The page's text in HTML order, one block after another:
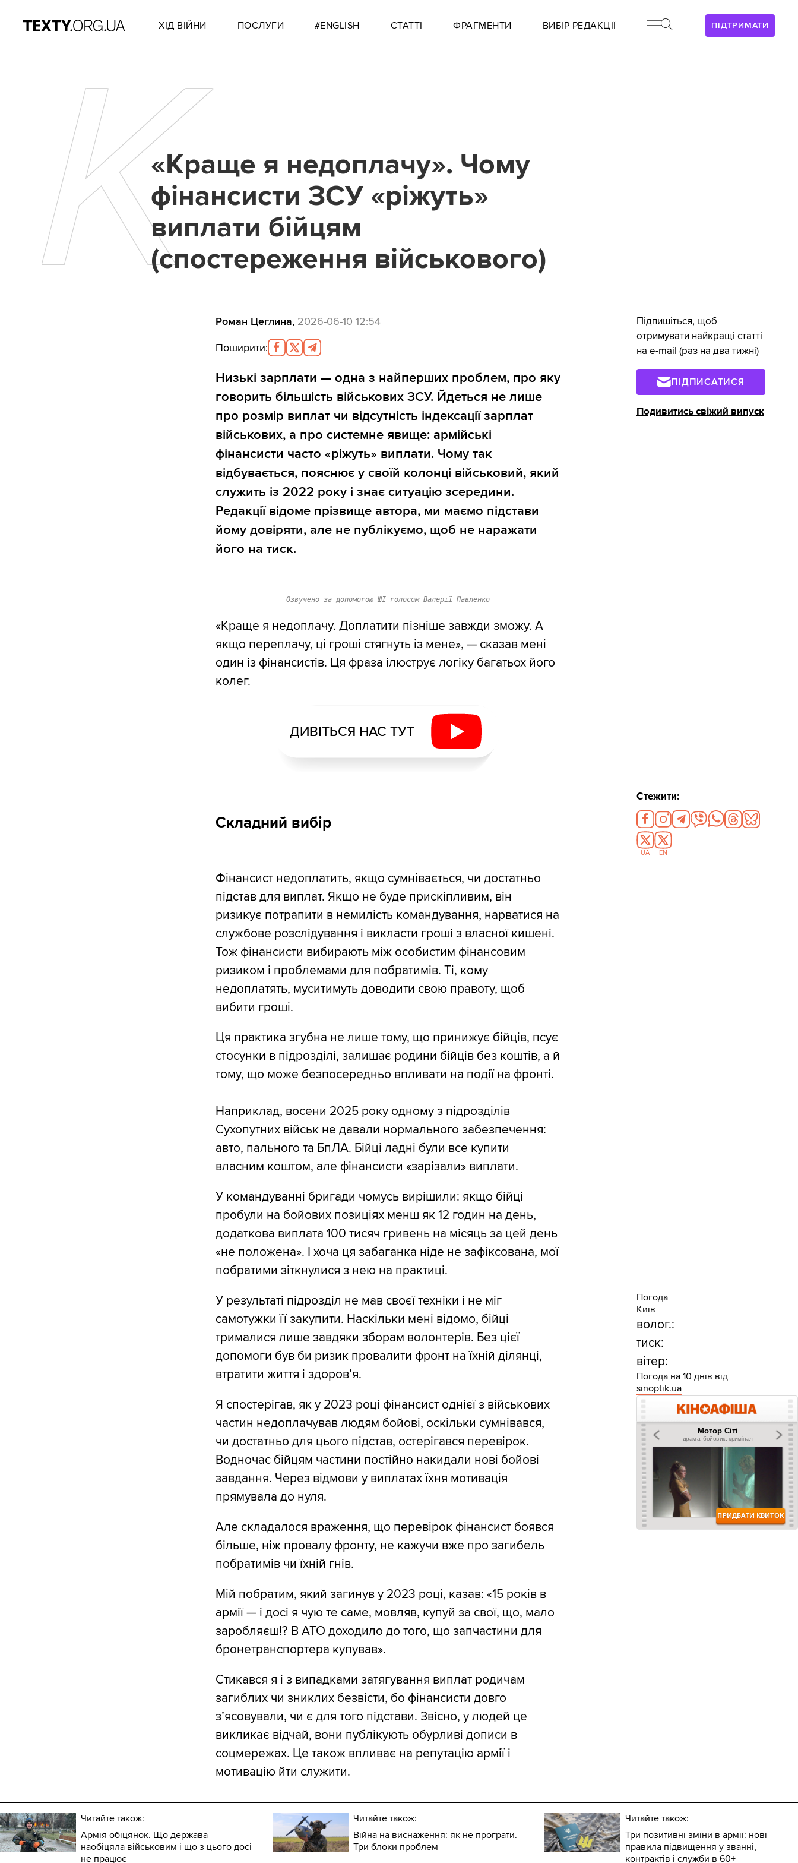
ПІДТРИМАТИ
ХІД ВІЙНИ ПОСЛУГИ #ENGLISH СТАТТІ ФРАГМЕНТИ ВИБІР РЕДАКЦІЇ
К«Краще я недоплачу». Чому
фінансисти ЗСУ «ріжуть»
виплати бійцям
(спостереження військового)
Роман Цеглина, 2026-06-10 12:54
Поширити:
Низькі зарплати — одна з найперших проблем, про яку
говорить більшість військових ЗСУ. Йдеться не лише
про розмір виплат чи відсутність індексації зарплат
військових, а про системне явище: армійські
фінансисти часто «ріжуть» виплати. Чому так
відбувається, пояснює у своїй колонці військовий, який
служить із 2022 року і знає ситуацію зсередини.
Редакції відоме прізвище автора, ми маємо підстави
йому довіряти, але не публікуємо, щоб не наражати
його на тиск.
Озвучено за допомогою ШІ голосом Валерії Павленко
«Краще я недоплачу. Доплатити пізніше завжди зможу. А
якщо переплачу, ці гроші стягнуть із мене», — сказав мені
один із фінансистів. Ця фраза ілюструє логіку багатьох його
колег.
ДИВІТЬСЯ НАС ТУТ
Складний вибір
Фінансист недоплатить, якщо сумнівається, чи достатньо
підстав для виплат. Якщо не буде прискіпливим, він
ризикує потрапити в немилість командування, нарватися на
службове розслідування і викласти гроші з власної кишені.
Тож фінансисти вибирають між особистим фінансовим
ризиком і проблемами для побратимів. Ті, кому
недоплатять, муситимуть доводити свою правоту, щоб
вибити гроші.
Ця практика згубна не лише тому, що принижує бійців, псує
стосунки в підрозділі, залишає родини бійців без коштів, а й
тому, що може безпосередньо впливати на події на фронті.
Наприклад, восени 2025 року одному з підрозділів
Сухопутних військ не давали нормального забезпечення:
авто, пального та БпЛА. Бійці ладні були все купити
власним коштом, але фінансисти «зарізали» виплати.
У командуванні бригади чомусь вирішили: якщо бійці
пробули на бойових позиціях менш як 12 годин на день,
додаткова виплата 100 тисяч гривень на місяць за цей день
«не положена». І хоча ця забаганка ніде не зафіксована, мої
побратими зіткнулися з нею на практиці.
У результаті підрозділ не мав своєї техніки і не міг
самотужки її закупити. Наскільки мені відомо, бійці
трималися лише завдяки зборам волонтерів. Без цієї
допомоги був би ризик провалити фронт на їхній ділянці,
втратити життя і здоровʼя.
Я спостерігав, як у 2023 році фінансист однієї з військових
частин недоплачував людям бойові, оскільки сумнівався,
чи достатньо для цього підстав, остерігався перевірок.
Водночас бійцям частини постійно накидали нові бойові
завдання. Через відмови у виплатах їхня мотивація
прямувала до нуля.
Але складалося враження, що перевірок фінансист боявся
більше, ніж провалу фронту, не кажучи вже про загибель
побратимів чи їхній гнів.
Мій побратим, який загинув у 2023 році, казав: «15 років в
армії — і досі я чую те саме, мовляв, купуй за свої, що, мало
заробляєш!? В АТО доходило до того, що запчастини для
бронетранспортера купував».
Стикався я і з випадками затягування виплат родичам
загиблих чи зниклих безвісти, бо фінансисти довго
зʼясовували, чи є для того підстави. Звісно, у людей це
викликає відчай, вони публікують обурливі дописи в
соцмережах. Це також впливає на репутацію армії і
мотивацію йти служити.
Читайте також:
Армія обіцянок. Що держава
наобіцяла військовим і що з цього досі
не працює
Читайте також:
Війна на виснаження: як не програти.
Три блоки проблем
Читайте також:
Три позитивні зміни в армії: нові
правила підвищення у званні,
контрактів і служби в 60+
Підпишіться, щоб
отримувати найкращі статті
на e-mail (раз на два тижні)
ПІДПИСАТИСЯ
Подивитись свіжий випуск
Стежити:
UA EN
Погода
Київ
волог.:
тиск:
вітер:
Погода на 10 днів від
sinoptik.ua